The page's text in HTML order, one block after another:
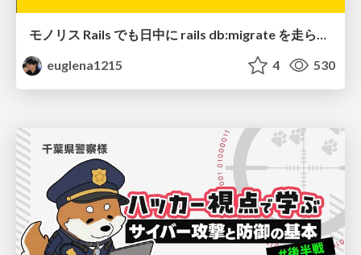
モノリス Rails でも日中に rails db:migrate を走らせたい！ / Daytime rails db:migrate on Monolithic Rails!
euglena1215
4 530